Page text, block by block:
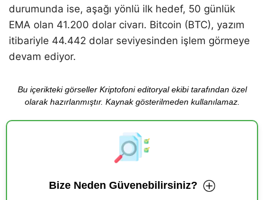
durumunda ise, aşağı yönlü ilk hedef, 50 günlük
EMA olan 41.200 dolar civarı. Bitcoin (BTC), yazım
itibariyle 44.442 dolar seviyesinden işlem görmeye
devam ediyor.
Bu içerikteki görseller Kriptofoni editoryal ekibi tarafından özel
olarak hazırlanmıştır. Kaynak gösterilmeden kullanılamaz.
Bize Neden Güvenebilirsiniz?